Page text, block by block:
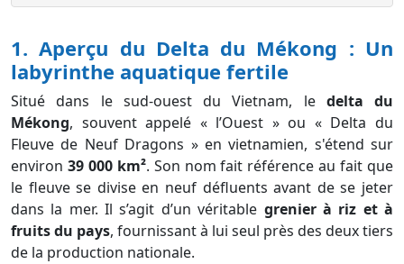
1. Aperçu du Delta du Mékong : Un
labyrinthe aquatique fertile
Situé dans le sud-ouest du Vietnam, le delta du
Mékong, souvent appelé « l’Ouest » ou « Delta du
Fleuve de Neuf Dragons » en vietnamien, s'étend sur
environ 39 000 km². Son nom fait référence au fait que
le fleuve se divise en neuf défluents avant de se jeter
dans la mer. Il s’agit d’un véritable grenier à riz et à
fruits du pays, fournissant à lui seul près des deux tiers
de la production nationale.